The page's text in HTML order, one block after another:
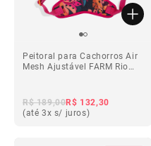
Peitoral para Cachorros Air
Mesh Ajustável FARM Rio
R$ 189,00R$ 132,30
(até 3x s/ juros)